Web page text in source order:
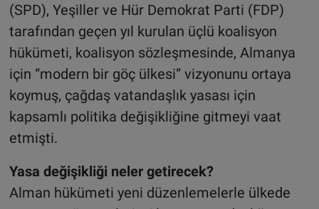
(SPD), Yeşiller ve Hür Demokrat Parti (FDP)
tarafından geçen yıl kurulan üçlü koalisyon
hükümeti, koalisyon sözleşmesinde, Almanya
için “modern bir göç ülkesi” vizyonunu ortaya
koymuş, çağdaş vatandaşlık yasası için
kapsamlı politika değişikliğine gitmeyi vaat
etmişti.
Yasa değişikliği neler getirecek?
Alman hükümeti yeni düzenlemelerle ülkede